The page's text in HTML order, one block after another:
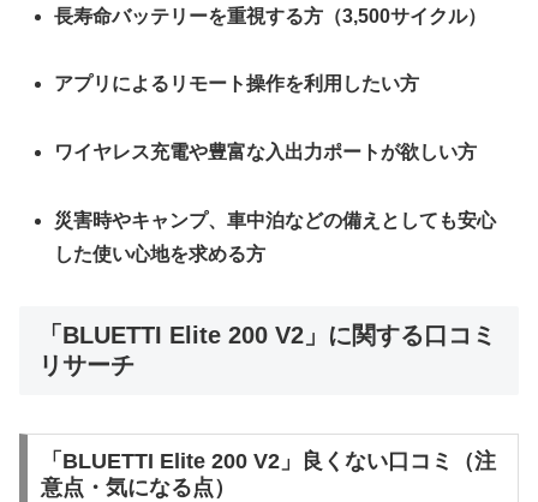
長寿命バッテリーを重視する方（3,500サイクル）
アプリによるリモート操作を利用したい方
ワイヤレス充電や豊富な入出力ポートが欲しい方
災害時やキャンプ、車中泊などの備えとしても安心
した使い心地を求める方
「BLUETTI Elite 200 V2」に関する口コミ
リサーチ
「BLUETTI Elite 200 V2」良くない口コミ（注
意点・気になる点）